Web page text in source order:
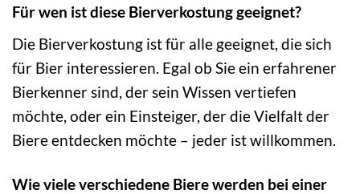
Für wen ist diese Bierverkostung geeignet?
Die Bierverkostung ist für alle geeignet, die sich
für Bier interessieren. Egal ob Sie ein erfahrener
Bierkenner sind, der sein Wissen vertiefen
möchte, oder ein Einsteiger, der die Vielfalt der
Biere entdecken möchte – jeder ist willkommen.
Wie viele verschiedene Biere werden bei einer